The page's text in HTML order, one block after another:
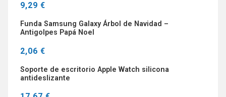
9,29 €
Funda Samsung Galaxy Árbol de Navidad –
Antigolpes Papá Noel
2,06 €
Soporte de escritorio Apple Watch silicona
antideslizante